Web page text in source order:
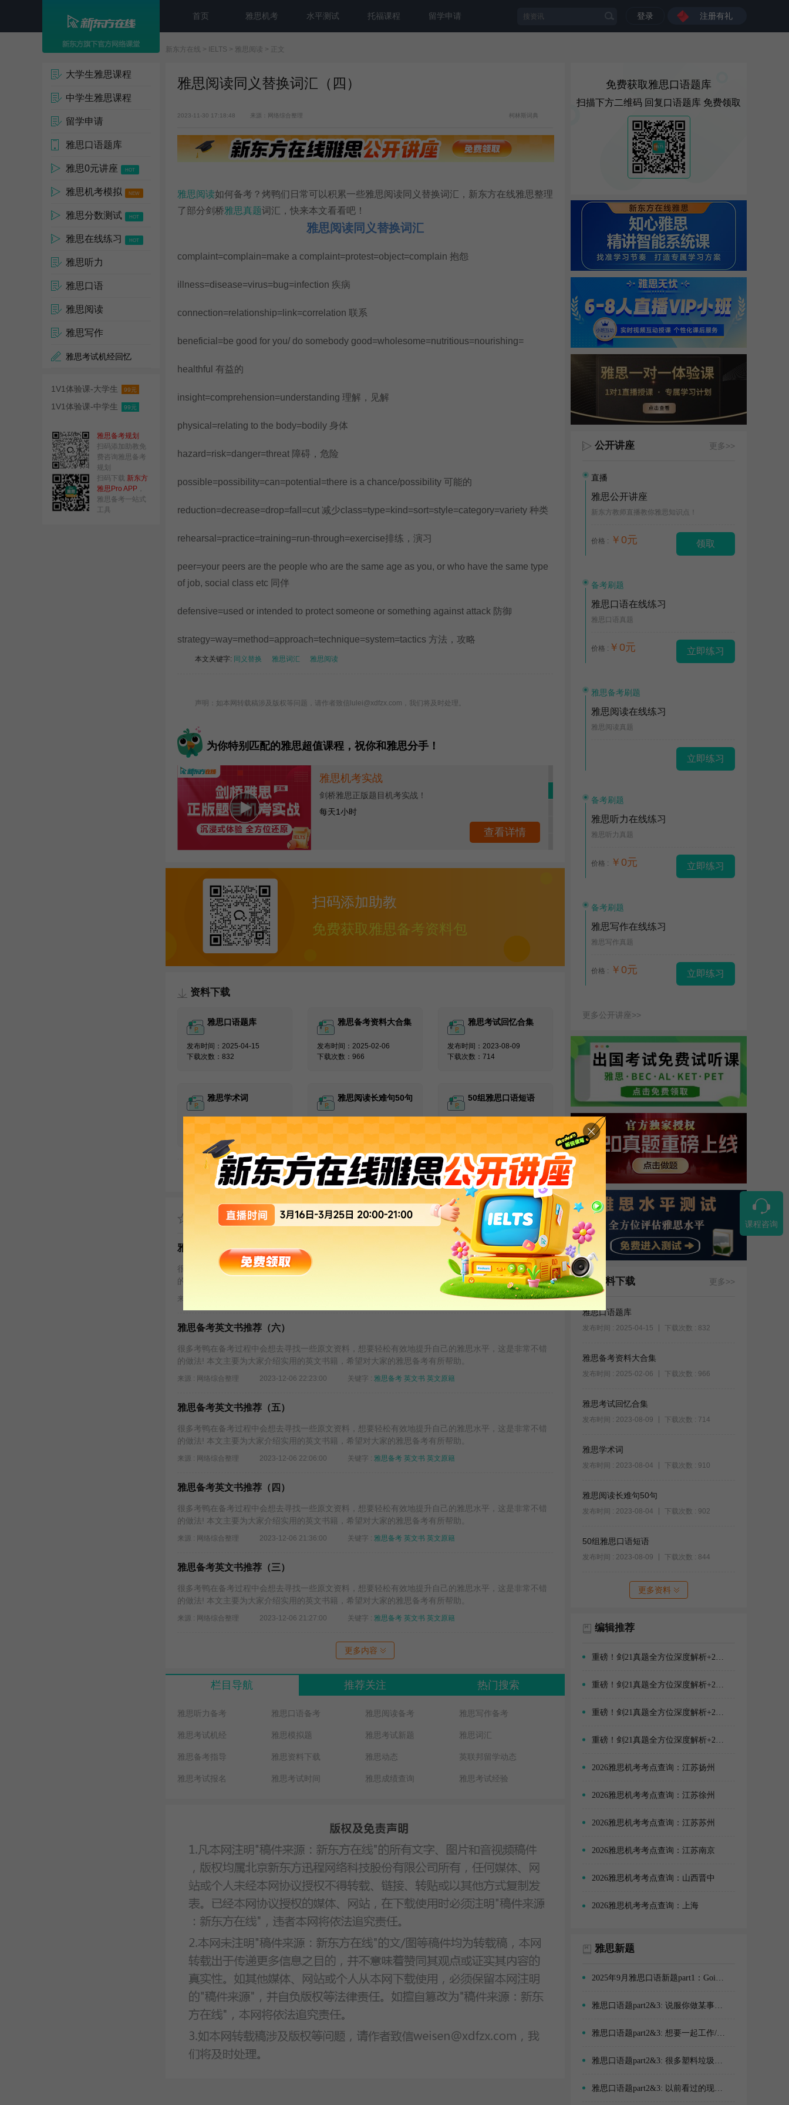
课程咨询
首页 雅思机考 水平测试 托福课程 留学申请 登录 注册有礼
新东方在线 > IELTS > 雅思阅读 > 正文
大学生雅思课程
中学生雅思课程
留学申请
雅思口语题库
雅思0元讲座 HOT
雅思机考模拟 NEW
雅思分数测试 HOT
雅思在线练习 HOT
雅思听力
雅思口语
雅思阅读
雅思写作
雅思考试机经回忆
1V1体验课-大学生 99元
1V1体验课-中学生 99元
雅思备考规划
扫码添加助教免
费咨询雅思备考
规划
扫码下载 新东方
雅思Pro APP ，
雅思备考一站式
工具
雅思阅读同义替换词汇（四）
2023-11-30 17:18:48 来源：网络综合整理 柯林斯词典
雅思阅读如何备考？烤鸭们日常可以积累一些雅思阅读同义替换词汇，新东方在线雅思整理
了部分剑桥雅思真题词汇，快来本文看看吧！
雅思阅读同义替换词汇
complaint=complain=make a complaint=protest=object=complain 抱怨
illness=disease=virus=bug=infection 疾病
connection=relationship=link=correlation 联系
beneficial=be good for you/ do somebody good=wholesome=nutritious=nourishing=
healthful 有益的
insight=comprehension=understanding 理解，见解
physical=relating to the body=bodily 身体
hazard=risk=danger=threat 障碍，危险
possible=possibility=can=potential=there is a chance/possibility 可能的
reduction=decrease=drop=fall=cut 减少class=type=kind=sort=style=category=variety 种类
rehearsal=practice=training=run-through=exercise排练，演习
peer=your peers are the people who are the same age as you, or who have the same type
of job, social class etc 同伴
defensive=used or intended to protect someone or something against attack 防御
strategy=way=method=approach=technique=system=tactics 方法，攻略
本文关键字: 同义替换 雅思词汇 雅思阅读
声明：如本网转载稿涉及版权等问题，请作者致信lulei@xdfzx.com，我们将及时处理。
为你特别匹配的雅思超值课程，祝你和雅思分手！
雅思机考实战
剑桥雅思正版题目机考实战！
每天1小时
查看详情
扫码添加助教
免费获取雅思备考资料包
资料下载
雅思口语题库
发布时间：2025-04-15
下载次数：832
雅思备考资料大合集
发布时间：2025-02-06
下载次数：966
雅思考试回忆合集
发布时间：2023-08-09
下载次数：714
雅思学术词
发布时间：2023-08-04
下载次数：910
雅思阅读长难句50句
发布时间：2023-08-04
下载次数：902
50组雅思口语短语
下载次数：844
更多资料
推荐阅读 更多>>
雅思备考英文书推荐汇总
很多考鸭在备考过程中会想去寻找一些原文资料，想要轻松有效地提升自己的雅思水平，这是非常不错
的做法! 本文主要为大家介绍实用的英文书籍，希望对大家的雅思备考有所帮助。
来源 : 网络综合整理
雅思备考英文书推荐（六）
很多考鸭在备考过程中会想去寻找一些原文资料，想要轻松有效地提升自己的雅思水平，这是非常不错
的做法! 本文主要为大家介绍实用的英文书籍，希望对大家的雅思备考有所帮助。
来源 : 网络综合整理 2023-12-06 22:23:00 关键字 : 雅思备考 英文书 英文原籍
雅思备考英文书推荐（五）
很多考鸭在备考过程中会想去寻找一些原文资料，想要轻松有效地提升自己的雅思水平，这是非常不错
的做法! 本文主要为大家介绍实用的英文书籍，希望对大家的雅思备考有所帮助。
来源 : 网络综合整理 2023-12-06 22:06:00 关键字 : 雅思备考 英文书 英文原籍
雅思备考英文书推荐（四）
很多考鸭在备考过程中会想去寻找一些原文资料，想要轻松有效地提升自己的雅思水平，这是非常不错
的做法! 本文主要为大家介绍实用的英文书籍，希望对大家的雅思备考有所帮助。
来源 : 网络综合整理 2023-12-06 21:36:00 关键字 : 雅思备考 英文书 英文原籍
雅思备考英文书推荐（三）
很多考鸭在备考过程中会想去寻找一些原文资料，想要轻松有效地提升自己的雅思水平，这是非常不错
的做法! 本文主要为大家介绍实用的英文书籍，希望对大家的雅思备考有所帮助。
来源 : 网络综合整理 2023-12-06 21:27:00 关键字 : 雅思备考 英文书 英文原籍
更多内容
栏目导航 推荐关注 热门搜索
雅思听力备考 雅思口语备考 雅思阅读备考 雅思写作备考
雅思考试机经 雅思模拟题 雅思考试新题 雅思词汇
雅思备考指导 雅思资料下载 雅思动态 英联邦留学动态
雅思考试报名 雅思考试时间 雅思成绩查询 雅思考试经验
免费获取雅思口语题库
扫描下方二维码 回复口语题库 免费领取
公开讲座 更多>>
直播
雅思公开讲座
新东方教师直播教你雅思知识点！
价格 : ￥0元 领取
备考刷题
雅思口语在线练习
雅思口语真题
价格 : ￥0元 立即练习
雅思备考刷题
雅思阅读在线练习
雅思阅读真题
立即练习
备考刷题
雅思听力在线练习
雅思听力真题
价格 : ￥0元 立即练习
备考刷题
雅思写作在线练习
雅思写作真题
价格 : ￥0元 立即练习
更多公开讲座>>
资料下载 更多>>
雅思口语题库
发布时间 : 2025-04-15 下载次数 : 832
雅思备考资料大合集
发布时间 : 2025-02-06 下载次数 : 966
雅思考试回忆合集
发布时间 : 2023-08-09 下载次数 : 714
雅思学术词
发布时间 : 2023-08-04 下载次数 : 910
雅思阅读长难句50句
发布时间 : 2023-08-04 下载次数 : 902
50组雅思口语短语
发布时间 : 2023-08-09 下载次数 : 844
更多资料
编辑推荐
重磅！剑21真题全方位深度解析+2026年雅思阅读备考方向！
重磅！剑21真题全方位深度解析+2026年雅思口语备考方向！
重磅！剑21真题全方位深度解析+2026年雅思写作备考方向！
重磅！剑21真题全方位深度解析+2026年雅思听力备考方向！
2026雅思机考考点查询：江苏扬州
2026雅思机考考点查询：江苏徐州
2026雅思机考考点查询：江苏苏州
2026雅思机考考点查询：江苏南京
2026雅思机考考点查询：山西晋中
2026雅思机考考点查询：上海
雅思新题
2025年9月雅思口语新题part1：Going out
雅思口语题part2&3: 说服你做某事的人
雅思口语题part2&3: 想要一起工作/学习的人
雅思口语题part2&3: 很多塑料垃圾的情景(例如在公园、海滩)
雅思口语题part2&3: 以前看过的现场体育赛事